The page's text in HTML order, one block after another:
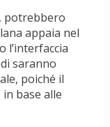
potrebbero
appaia nel
l’interfaccia
saranno
poiché il
base alle